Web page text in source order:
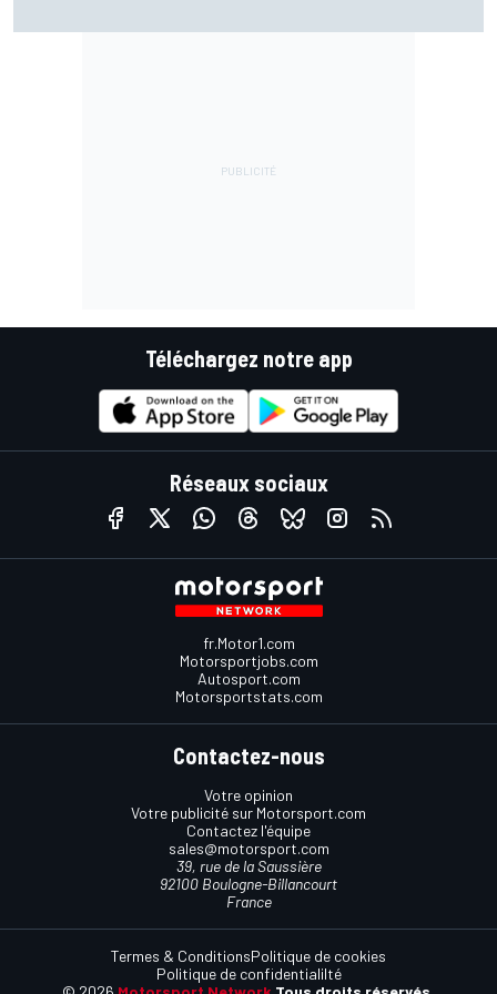
Téléchargez notre app
Réseaux sociaux
fr.Motor1.com
Motorsportjobs.com
Autosport.com
Motorsportstats.com
Contactez-nous
Votre opinion
Votre publicité sur Motorsport.com
Contactez l'équipe
sales@motorsport.com
39, rue de la Saussière
92100 Boulogne-Billancourt
France
Termes & ConditionsPolitique de cookies
Politique de confidentialilté